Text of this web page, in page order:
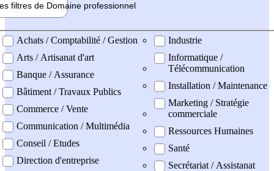
filtres de Domaine professionnel
professionel
Achats / Comptabilité / Gestion
Arts / Artisanat d'art
Banque / Assurance
Bâtiment / Travaux Publics
Commerce / Vente
Communication / Multimédia
Conseil / Etudes
Direction d'entreprise
Industrie
Informatique /
Télécommunication
Installation / Maintenance
Marketing / Stratégie
commerciale
Ressources Humaines
Santé
Secrétariat / Assistanat